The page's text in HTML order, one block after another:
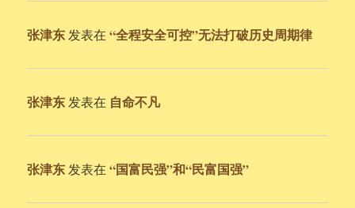
张津东 发表在“全程安全可控”无法打破历史周期律
张津东 发表在 自命不凡
张津东 发表在“国富民强”和“民富国强”